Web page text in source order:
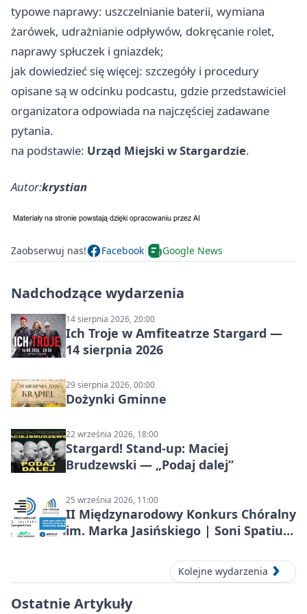
typowe naprawy: uszczelnianie baterii, wymiana
żarówek, udrażnianie odpływów, dokręcanie rolet,
naprawy spłuczek i gniazdek;
jak dowiedzieć się więcej: szczegóły i procedury
opisane są w odcinku podcastu, gdzie przedstawiciel
organizatora odpowiada na najczęściej zadawane
pytania.
na podstawie: Urząd Miejski w Stargardzie.
Autor:krystian
Zaobserwuj nas! Facebook Google News
Nadchodzące wydarzenia
14 sierpnia 2026, 20:00
Ich Troje w Amfiteatrze Stargard —
14 sierpnia 2026
29 sierpnia 2026, 00:00
Dożynki Gminne
22 września 2026, 18:00
Stargard! Stand-up: Maciej
Brudzewski — „Podaj dalej”
25 września 2026, 11:00
II Międzynarodowy Konkurs Chóralny
im. Marka Jasińskiego | Soni Spatium
Kolejne wydarzenia
Ostatnie Artykuły